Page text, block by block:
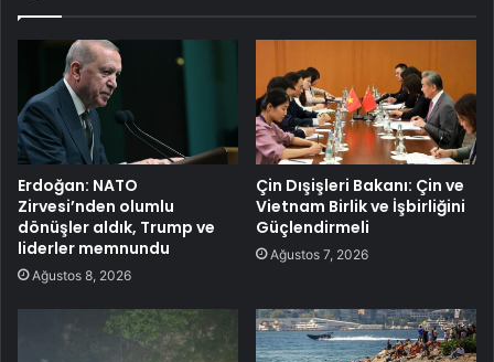
Erdoğan: NATO
Zirvesi’nden olumlu
dönüşler aldık, Trump ve
liderler memnundu
Ağustos 8, 2026
Çin Dışişleri Bakanı: Çin ve
Vietnam Birlik ve İşbirliğini
Güçlendirmeli
Ağustos 7, 2026